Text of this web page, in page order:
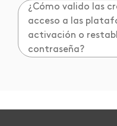
¿Cómo valido las
acceso a las
activación o
contraseña?